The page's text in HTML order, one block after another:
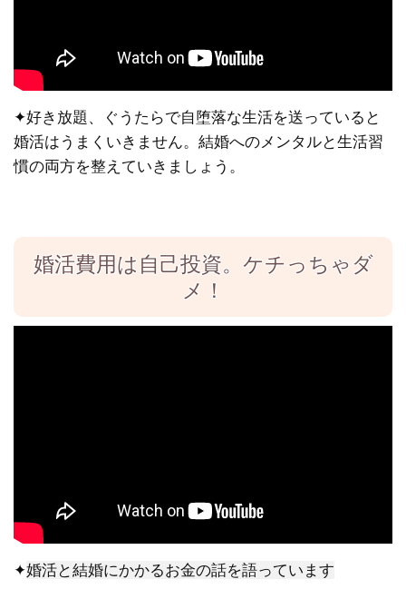
✦好き放題、ぐうたらで自堕落な生活を送っていると
婚活はうまくいきません。結婚へのメンタルと生活習
慣の両方を整えていきましょう。
婚活費用は自己投資。ケチっちゃダ
メ！
✦婚活と結婚にかかるお金の話を語っています